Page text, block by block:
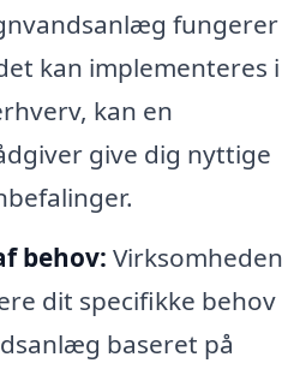
fungerer
kan implementeres i
kan en
give dig nyttige
behov: Virksomheden
dit specifikke behov
baseret på